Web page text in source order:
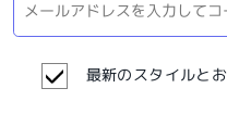
最新のスタイルと